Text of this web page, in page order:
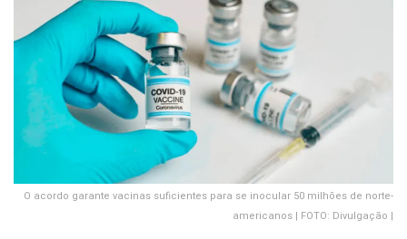
O acordo garante vacinas suficientes para se inocular 50 milhões de norte-
americanos | FOTO: Divulgação |